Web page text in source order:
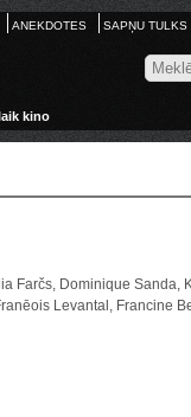
ANEKDOTES SAPŅU TULKS
kino
Farčs, Dominique Sanda,
Levantal, Francine